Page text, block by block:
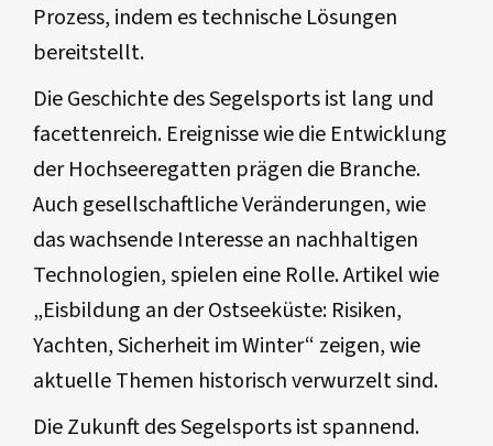
Prozess, indem es technische Lösungen
bereitstellt.
Die Geschichte des Segelsports ist lang und
facettenreich. Ereignisse wie die Entwicklung
der Hochseeregatten prägen die Branche.
Auch gesellschaftliche Veränderungen, wie
das wachsende Interesse an nachhaltigen
Technologien, spielen eine Rolle. Artikel wie
„Eisbildung an der Ostseeküste: Risiken,
Yachten, Sicherheit im Winter“ zeigen, wie
aktuelle Themen historisch verwurzelt sind.
Die Zukunft des Segelsports ist spannend.